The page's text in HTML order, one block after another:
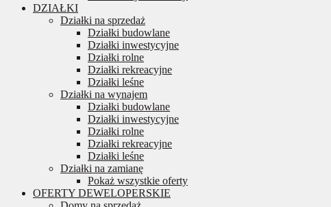
DZIAŁKI
Działki na sprzedaż
Działki budowlane
Działki inwestycyjne
Działki rolne
Działki rekreacyjne
Działki leśne
Działki na wynajem
Działki budowlane
Działki inwestycyjne
Działki rolne
Działki rekreacyjne
Działki leśne
Działki na zamianę
Pokaż wszystkie oferty
OFERTY DEWELOPERSKIE